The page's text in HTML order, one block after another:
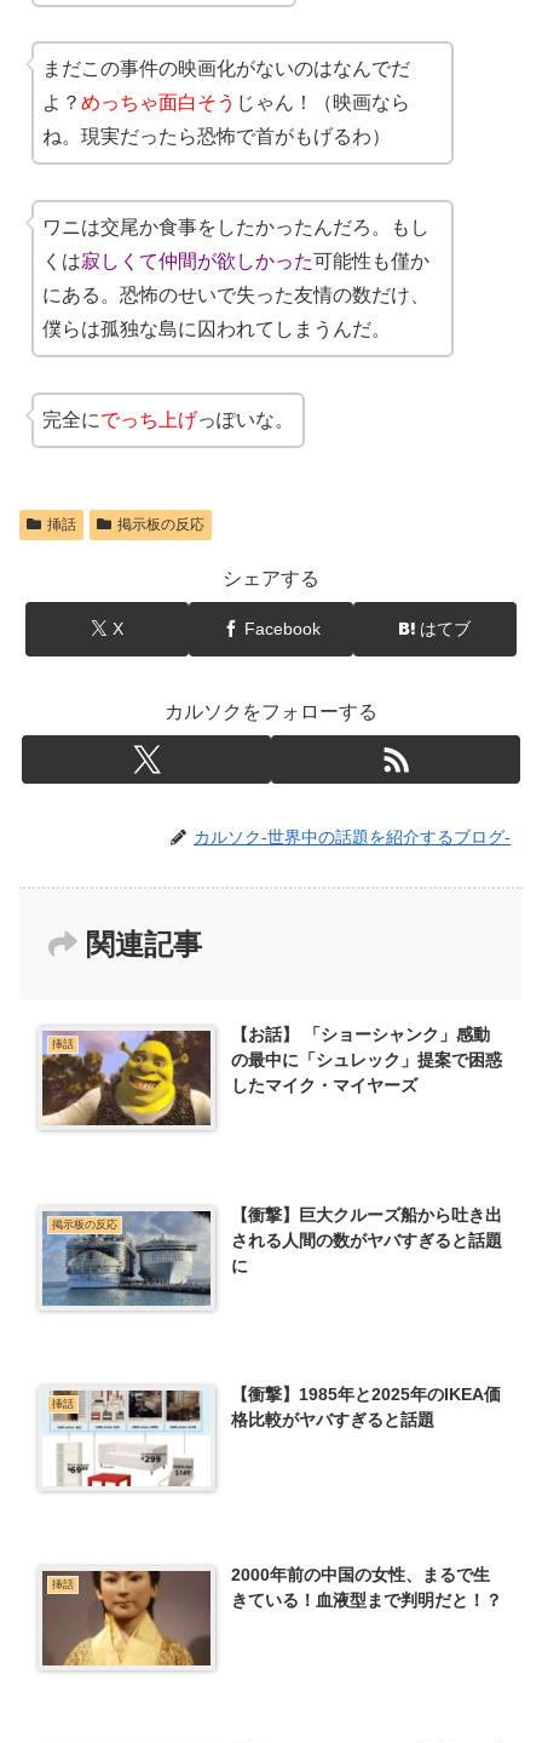
まだこの事件の映画化がないのはなんでだ
よ？ めっちゃ面白そう じゃん！（映画なら
ね。現実だったら恐怖で首がもげるわ）
ワニは交尾か食事をしたかったんだろ。もし
くは寂しくて仲間が欲しかった可能性も僅か
にある。恐怖のせいで失った友情の数だけ、
僕らは孤独な島に囚われてしまうんだ。
完全にでっち上げっぽいな。
挿話 掲示板の反応
シェアする
X Facebook はてブ
カルソクをフォローする
カルソク-世界中の話題を紹介するブログ-
関連記事
挿話
【お話】 「ショーシャンク」感動
の最中に「シュレック」提案で困惑
したマイク・マイヤーズ
掲示板の反応
【衝撃】巨大クルーズ船から吐き出
される人間の数がヤバすぎると話題
に
挿話
【衝撃】1985年と2025年のIKEA価
格比較がヤバすぎると話題
挿話
2000年前の中国の女性、まるで生
きている！血液型まで判明だと！？